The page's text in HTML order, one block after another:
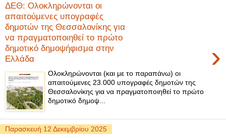
ΔΕΘ: Ολοκληρώνονται οι
απαιτούμενες υπογραφές
δημοτών της Θεσσαλονίκης για
να πραγματοποιηθεί το πρώτο
δημοτικό δημοψήφισμα στην
Ελλάδα
›
Ολοκληρώνονται (και με το παραπάνω) οι
απαιτούμενες 23.000 υπογραφές δημοτών της
Θεσσαλονίκης για να πραγματοποιηθεί το πρώτο
δημοτικό δημοψ...
Παρασκευή 12 Δεκεμβρίου 2025